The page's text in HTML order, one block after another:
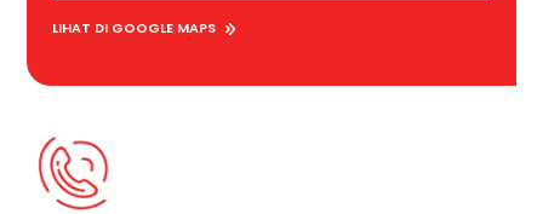
LIHAT DI GOOGLE MAPS